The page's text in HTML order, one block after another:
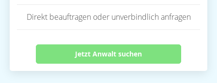
Direkt beauftragen oder unverbindlich anfragen
Jetzt Anwalt suchen